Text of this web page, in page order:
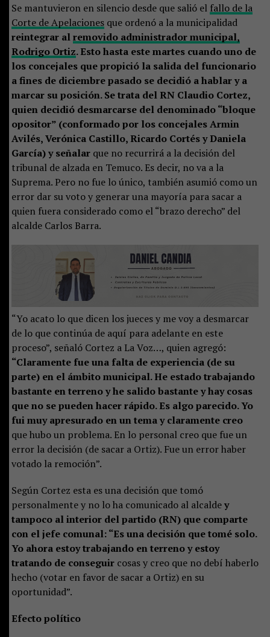
Se mantuvieron en silencio desde que salió el fallo de la
Corte de Apelacionesque ordenó a la municipalidad
reintegrar alremovido administrador municipal,
Rodrigo Ortiz. Esto hasta este martes cuando uno de
los concejales que propició la salida del funcionario
a fines de diciembre pasado se decidió a hablar y a
marcar su posición. Se trata del RN Claudio Cortez,
quien decidió desmarcarse del denominado “bloque
opositor” (conformado por los concejales Armin
Avilés, Verónica Castillo, Ricardo Cortés y Daniela
García) y señalar que no recurrirá a la decisión del
tribunal de alzada en Temuco. Es decir, no va a la
Suprema. Pero no fue lo único, también asumió como un
error dar su voto y generar una mayoría para sacar a
quien fuera considerado como el “brazo derecho” del
alcalde Carlos Barra.
“Yo acato lo que dicen los jueces y me voy a desmarcar
de lo que continúa de aquí para adelante en este
proceso”, señaló Cortez a La Voz…, quien agregó:
“Claramente fue una falta de experiencia (de su
parte) en el ámbito municipal. He estado trabajando
bastante en terreno y he salido bastante y hay cosas
que no se pueden hacer rápido. Es algo parecido. Yo
fui muy apresurado en un tema y claramente creo
que hubo un problema. En lo personal creo que fue un
error la decisión (de sacar a Ortiz). Fue un error haber
votado la remoción”.
Según Cortez esta es una decisión que tomó
personalmente y no lo ha comunicado al alcaldey
tampoco al interior del partido (RN) que comparte
con el jefe comunal: “Es una decisión que tomé solo.
Yo ahora estoy trabajando en terreno y estoy
tratando de conseguircosas y creo que no debí haberlo
hecho (votar en favor de sacar a Ortiz) en su
oportunidad”.
Efecto político